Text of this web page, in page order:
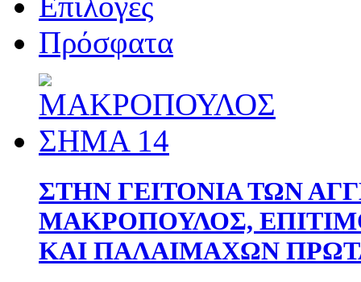
Πρόσφατα
ΣΤΗΝ ΓΕΙΤΟΝΙΑ ΤΩΝ
ΜΑΚΡΟΠΟΥΛΟΣ,
ΚΑΙ ΠΑΛΑΙΜΑΧΩΝ